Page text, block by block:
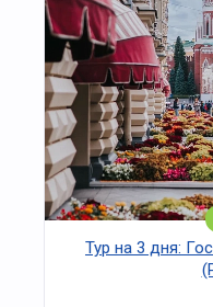
Тур на 3 дня: